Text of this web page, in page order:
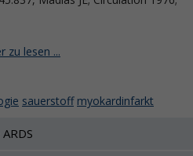
zu lesen ...
sauerstoff myokardinfarkt